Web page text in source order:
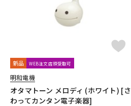
新品 WEB注文店頭受取可
明和電機
オタマトーン メロディ (ホワイト) [さ
わってカンタン電子楽器]